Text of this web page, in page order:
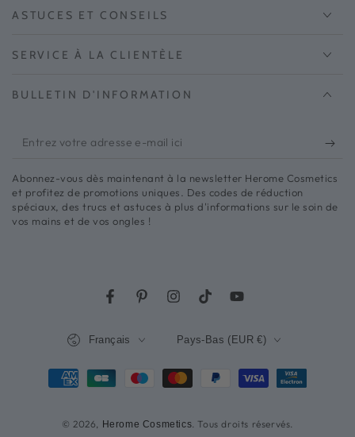
ASTUCES ET CONSEILS
SERVICE À LA CLIENTÈLE
BULLETIN D'INFORMATION
Entrez
adresse
e-
Abonnez-vous dès maintenant à la newsletter Herome Cosmetics
et profitez de promotions uniques. Des codes de réduction
spéciaux, des trucs et astuces à plus d'informations sur le soin de
vos mains et de vos ongles !
FacebookPinterestInstagramRobinetYoutube
© 2026, Herome Cosmetics. Tous droits réservés.
Français Pays-Bas (EUR €)
Méthodes
paiement